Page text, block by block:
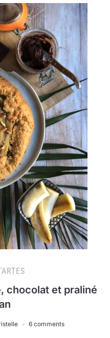
chocolat et praliné
6 comments